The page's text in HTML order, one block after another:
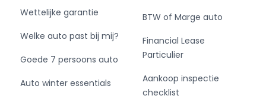
Wettelijke garantie
Welke auto past bij mij?
Goede 7 persoons auto
Auto winter essentials
BTW of Marge auto
Financial Lease
Particulier
Aankoop inspectie
checklist